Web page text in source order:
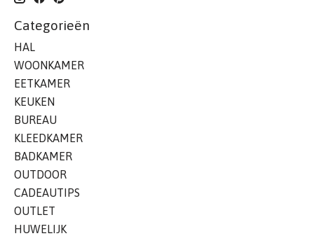
Categorieën
HAL
WOONKAMER
EETKAMER
KEUKEN
BUREAU
KLEEDKAMER
BADKAMER
OUTDOOR
CADEAUTIPS
OUTLET
HUWELIJK